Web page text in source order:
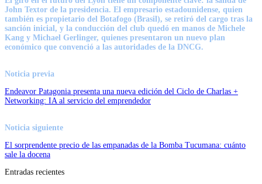
John Textor de la presidencia. El empresario estadounidense, quien
también es propietario del Botafogo (Brasil), se retiró del cargo tras la
sanción inicial, y la conducción del club quedó en manos de Michele
Kang y Michael Gerlinger, quienes presentaron un nuevo plan
económico que convenció a las autoridades de la DNCG.
Noticia previa
Endeavor Patagonia presenta una nueva edición del Ciclo de Charlas +
Networking: IA al servicio del emprendedor
Noticia siguiente
El sorprendente precio de las empanadas de la Bomba Tucumana: cuánto
sale la docena
Entradas recientes